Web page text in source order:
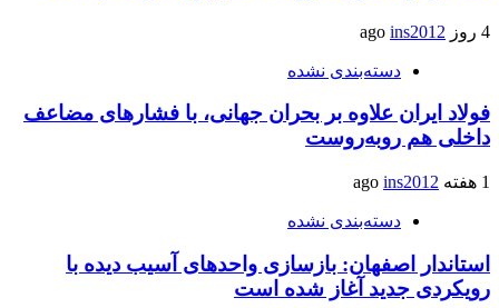
4 روز ago ins2012
دسته‌بندی نشده
فولاد ایران علاوه بر بحران جهانی، با فشارهای مضاعف
داخلی هم روبه‌روست
1 هفته ago ins2012
دسته‌بندی نشده
استاندار اصفهان: بازسازی واحدهای آسیب دیده با
رویکردی جدید آغاز شده است